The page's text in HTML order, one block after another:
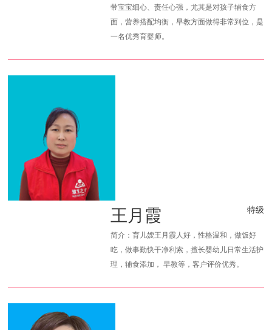
带宝宝细心、责任心强，尤其是对孩子辅食方
面，营养搭配均衡，早教方面做得非常到位，是
一名优秀育婴师。
王月霞 特级
简介：育儿嫂王月霞人好，性格温和，做饭好
吃，做事勤快干净利索，擅长婴幼儿日常生活护
理，辅食添加， 早教等，客户评价优秀。